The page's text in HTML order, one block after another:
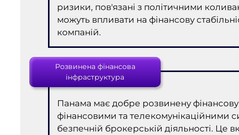
ризики, пов'язані з політичними
можуть впливати на фінансову
компаній.
Розвинена фінансова
інфраструктура
Панама має добре розвинену
фінансовими та телекомунікаційними
безпечній брокерській діяльності. Це